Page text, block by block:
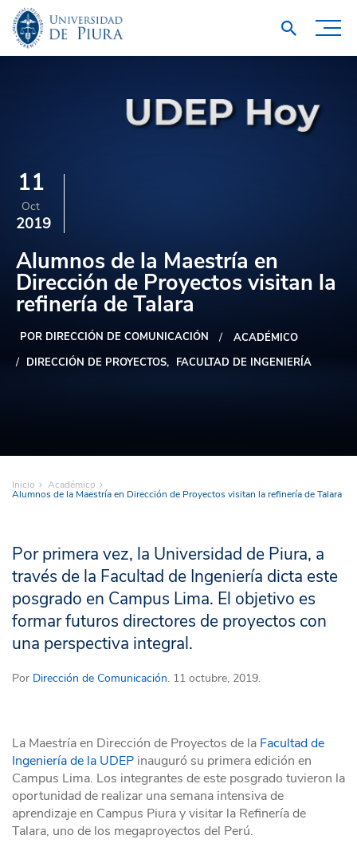
11
Oct
2019
Alumnos de la Maestría en
Dirección de Proyectos visitan la
refinería de Talara
POR DIRECCIÓN DE COMUNICACIÓN
ACADÉMICO
DIRECCIÓN DE PROYECTOS
FACULTAD DE INGENIERÍA
Inicio Académico
Alumnos de la Maestría en Dirección de Proyectos visitan la refinería de Talara
Por primera vez, la Universidad de Piura, a
través de la Facultad de Ingeniería dicta este
posgrado en Campus Lima. El objetivo es
formar futuros directores de proyectos con
una perspectiva integral.
Por Dirección de Comunicación. 11 octubre, 2019.
La Maestría en Dirección de Proyectos de la Facultad de
Ingeniería de la UDEP inauguró su primera edición en
Campus Lima. Los integrantes de este posgrado tuvieron la
oportunidad de realizar una semana intensiva de
aprendizaje en Campus Piura y visitar la Refinería de
Talara, uno de los megaproyectos del Perú.